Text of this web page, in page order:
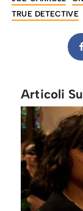
TRUE DETECTIVE
Articoli